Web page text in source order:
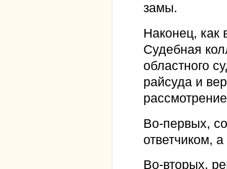
замы.
Наконец, как
Судебная
областного
райсуда и
Во-первых,
ответчиком,
Во-вторых,